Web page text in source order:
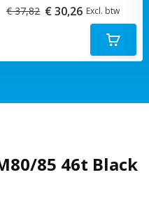
€ 37,82 € 30,26 Excl. btw
85 46t Black